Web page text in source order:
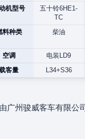
机型号
五十铃6HE1-
TC
料种类 柴油
空调
电装LD9
客量
L34+S36
广州骏威客车有限公